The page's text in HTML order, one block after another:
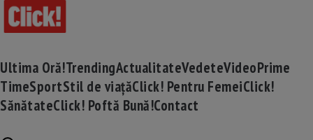
Ultima Oră!TrendingActualitateVedeteVideoPrime
TimeSportStil de viațăClick! Pentru FemeiClick!
SănătateClick! Poftă Bună!Contact